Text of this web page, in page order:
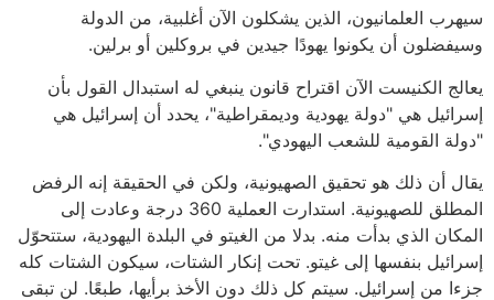
سيهرب العلمانيون، الذين يشكلون الآن أغلبية، من الدولة
وسيفضلون أن يكونوا يهودًا جيدين في بروكلين أو برلين.
يعالج الكنيست الآن اقتراح قانون ينبغي له استبدال القول بأن
إسرائيل هي "دولة يهودية وديمقراطية"، يحدد أن إسرائيل هي
"دولة القومية للشعب اليهودي".
يقال أن ذلك هو تحقيق الصهيونية، ولكن في الحقيقة إنه الرفض
المطلق للصهيونية. استدارت العملية 360 درجة وعادت إلى
المكان الذي بدأت منه. بدلا من الغيتو في البلدة اليهودية، ستتحوّل
إسرائيل بنفسها إلى غيتو. تحت إنكار الشتات، سيكون الشتات كله
جزءا من إسرائيل. سيتم كل ذلك دون الأخذ برأيها، طبعًا. لن تبقى